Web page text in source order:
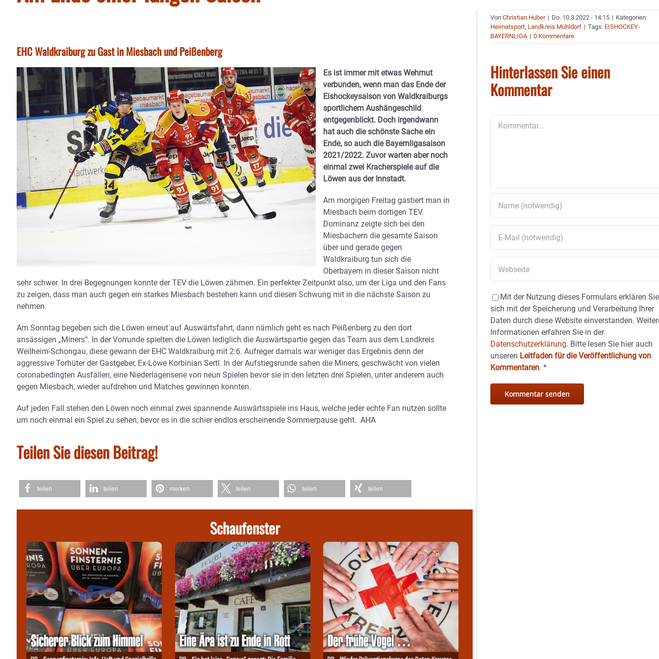
EHC Waldkraiburg zu Gast in Miesbach und Peißenberg
Es ist immer mit etwas Wehmut
verbunden, wenn man das Ende der
Eishockeysaison von Waldkraiburgs
sportlichem Aushängeschild
entgegenblickt. Doch irgendwann
hat auch die schönste Sache ein
Ende, so auch die Bayernligasaison
2021/2022. Zuvor warten aber noch
einmal zwei Kracherspiele auf die
Löwen aus der Innstadt.
Am morgigen Freitag gastiert man in
Miesbach beim dortigen TEV.
Dominanz zeigte sich bei den
Miesbachern die gesamte Saison
über und gerade gegen
Waldkraiburg tun sich die
Oberbayern in dieser Saison nicht
sehr schwer. In drei Begegnungen konnte der TEV die Löwen zähmen. Ein perfekter Zeitpunkt also, um der Liga und den Fans
zu zeigen, dass man auch gegen ein starkes Miesbach bestehen kann und diesen Schwung mit in die nächste Saison zu
nehmen.
Am Sonntag begeben sich die Löwen erneut auf Auswärtsfahrt, dann nämlich geht es nach Peißenberg zu den dort
ansässigen „Miners“. In der Vorrunde spielten die Löwen lediglich die Auswärtspartie gegen das Team aus dem Landkreis
Weilheim-Schongau, diese gewann der EHC Waldkraiburg mit 2:6. Aufreger damals war weniger das Ergebnis denn der
aggressive Torhüter der Gastgeber, Ex-Löwe Korbinian Sertl. In der Aufstiegsrunde sahen die Miners, geschwächt von vielen
coronabedingten Ausfällen, eine Niederlagenserie von neun Spielen bevor sie in den letzten drei Spielen, unter anderem auch
gegen Miesbach, wieder aufdrehen und Matches gewinnen konnten.
Auf jeden Fall stehen den Löwen noch einmal zwei spannende Auswärtsspiele ins Haus, welche jeder echte Fan nutzen sollte
um noch einmal ein Spiel zu sehen, bevor es in die schier endlos erscheinende Sommerpause geht. AHA
Teilen Sie diesen Beitrag!
teilen teilen merken teilen teilen teilen
Schaufenster
VonChristian Huber | Do. 10.3.2022 - 14:15 | Kategorien:
Heimatsport, Landkreis Mühldorf | Tags: EISHOCKEY-
BAYERNLIGA | 0 Kommentare
Hinterlassen Sie einen
Kommentar
Mit der Nutzung dieses Formulars erklären Sie
sich mit der Speicherung und Verarbeitung Ihrer
Daten durch diese Website einverstanden.
Informationen erfahren Sie in der
Datenschutzerklärung. Bitte lesen Sie hier auch
unseren Leitfaden für die Veröffentlichung von
Kommentaren.*